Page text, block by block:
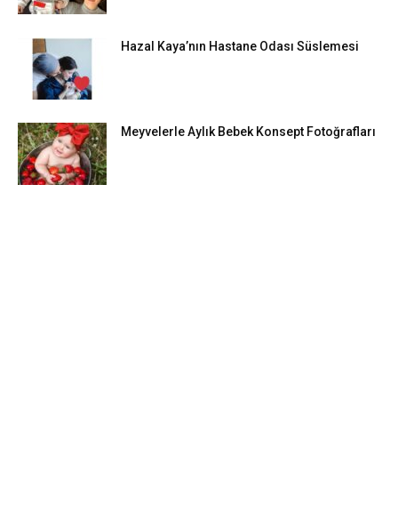
Hazal Kaya’nın Hastane Odası Süslemesi
Meyvelerle Aylık Bebek Konsept Fotoğrafları